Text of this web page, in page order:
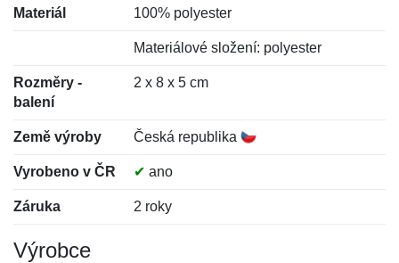
Materiál 100% polyester
Materiálové složení: polyester
Rozměry -
balení
2 x 8 x 5 cm
Země výroby Česká republika
Vyrobeno v ČR ✔ ano
Záruka 2 roky
Výrobce